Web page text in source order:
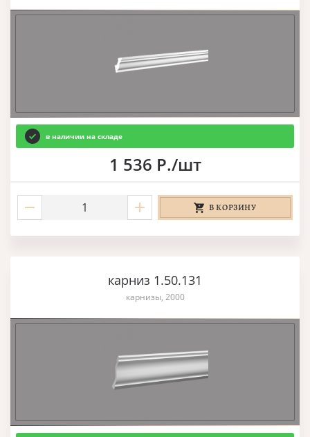
в наличии на складе
1 536 Р./шт
В КОРЗИНУ
карниз 1.50.131
карнизы, 2000